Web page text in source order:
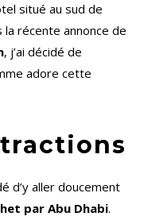
situé au sud de
récente annonce de
, j’ai décidé de
adore cette
d’y aller doucement
par Abu Dhabi.